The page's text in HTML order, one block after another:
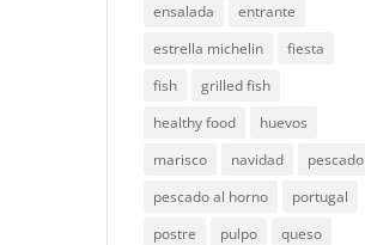
ensalada
entrante
estrella michelin
fiesta
fish
grilled fish
healthy food
huevos
marisco
navidad
pescado
pescado al horno
portugal
postre
pulpo
queso